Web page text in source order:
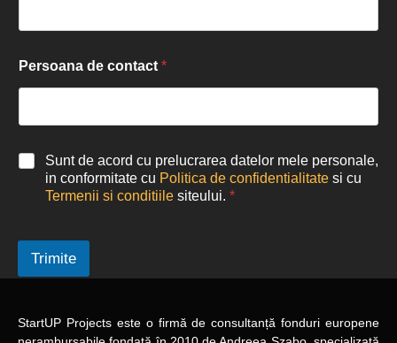
Persoana de contact *
Sunt de acord cu prelucrarea datelor mele personale,
in conformitate cu Politica de confidentialitate si cu
Termenii si conditiile siteului. *
Trimite
StartUP Projectseste o firmă de consultanță fonduri europene